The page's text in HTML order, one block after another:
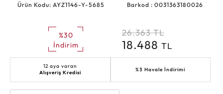
Ürün Kodu: AYZ1146-Y-5685 Barkod : 0031363180026
%30
İndirim
26.363 TL
18.488 TL
12 aya varan
Alışveriş Kredisi
%3 Havale İndirimi